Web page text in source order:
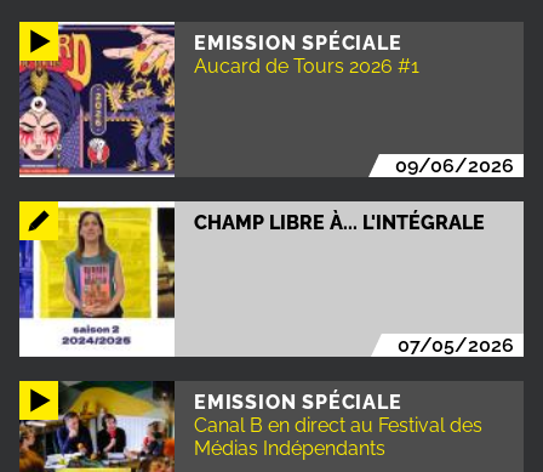
EMISSION SPÉCIALE
Aucard de Tours 2026 #1
09/06/2026
CHAMP LIBRE À... L'INTÉGRALE
07/05/2026
EMISSION SPÉCIALE
Canal B en direct au Festival des
Médias Indépendants